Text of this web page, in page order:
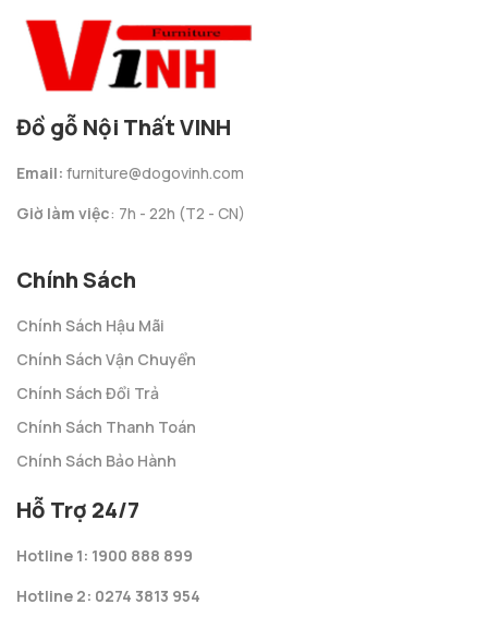
Đồ gỗ Nội Thất VINH
Email: furniture@dogovinh.com
Giờ làm việc: 7h - 22h (T2 - CN)
Chính Sách
Chính Sách Hậu Mãi
Chính Sách Vận Chuyển
Chính Sách Đổi Trả
Chính Sách Thanh Toán
Chính Sách Bảo Hành
Hỗ Trợ 24/7
Hotline 1: 1900 888 899
Hotline 2: 0274 3813 954